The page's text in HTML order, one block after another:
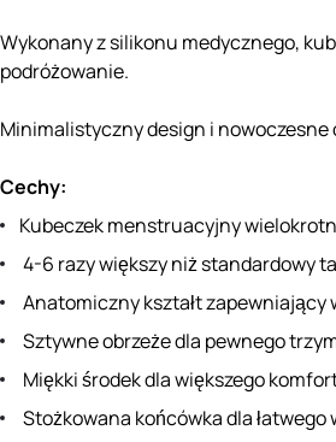
Wykonany z silikonu medycznego,
podróżowanie.
Minimalistyczny design i
Cechy:
Kubeczek menstruacyjny
4-6 razy większy niż standardowy
Anatomiczny kształt zapewniający
Sztywne obrzeże dla pewnego
Miękki środek dla większego
Stożkowana końcówka dla łatwego